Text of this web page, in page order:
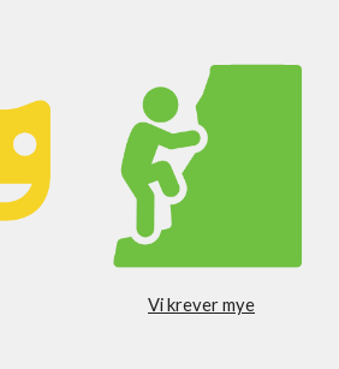
Vi krever mye